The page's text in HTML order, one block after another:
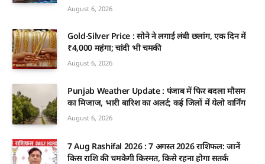
August 6, 2026
Gold-Silver Price : सोने ने लगाई लंबी छलांग, एक दिन में
₹4,000 महंगा; चांदी भी चमकी
August 6, 2026
Punjab Weather Update : पंजाब में फिर बदला मौसम
का मिजाज, भारी बारिश का अलर्ट; कई जिलों में येलो वार्निंग
August 6, 2026
7 Aug Rashifal 2026 : 7 अगस्त 2026 राशिफल: जानें
किस राशि की चमकेगी किस्मत, किसे रहना होगा सतर्क